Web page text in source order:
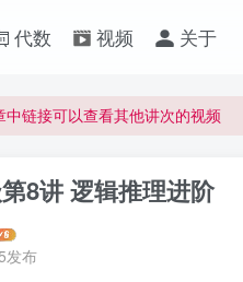
代数 视频 关于
速度非常慢，目前已恢复正常
中链接可以查看其他讲次的视频
信发消息给邱老师重置即可
8讲 逻辑推理进阶
发布